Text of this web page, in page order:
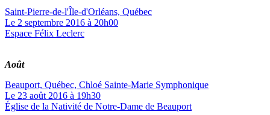
Saint-Pierre-de-l'Île-d'Orléans, Québec
Le 2 septembre 2016 à 20h00
Espace Félix Leclerc
Août
Beauport, Québec, Chloé Sainte-Marie Symphonique
Le 23 août 2016 à 19h30
Église de la Nativité de Notre-Dame de Beauport